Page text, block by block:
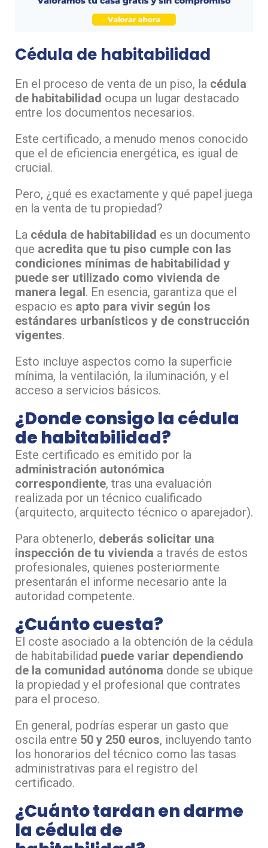
Cédula de habitabilidad
En el proceso de venta de un piso, la cédula
de habitabilidad ocupa un lugar destacado
entre los documentos necesarios.
Este certificado, a menudo menos conocido
que el de eficiencia energética, es igual de
crucial.
Pero, ¿qué es exactamente y qué papel juega
en la venta de tu propiedad?
La cédula de habitabilidad es un documento
que acredita que tu piso cumple con las
condiciones mínimas de habitabilidad y
puede ser utilizado como vivienda de
manera legal. En esencia, garantiza que el
espacio es apto para vivir según los
estándares urbanísticos y de construcción
vigentes.
Esto incluye aspectos como la superficie
mínima, la ventilación, la iluminación, y el
acceso a servicios básicos.
¿Donde consigo la cédula
de habitabilidad?
Este certificado es emitido por la
administración autonómica
correspondiente, tras una evaluación
realizada por un técnico cualificado
(arquitecto, arquitecto técnico o aparejador).
Para obtenerlo, deberás solicitar una
inspección de tu vivienda a través de estos
profesionales, quienes posteriormente
presentarán el informe necesario ante la
autoridad competente.
¿Cuánto cuesta?
El coste asociado a la obtención de la cédula
de habitabilidad puede variar dependiendo
de la comunidad autónoma donde se ubique
la propiedad y el profesional que contrates
para el proceso.
En general, podrías esperar un gasto que
oscila entre 50 y 250 euros, incluyendo tanto
los honorarios del técnico como las tasas
administrativas para el registro del
certificado.
¿Cuánto tardan en darme
la cédula de